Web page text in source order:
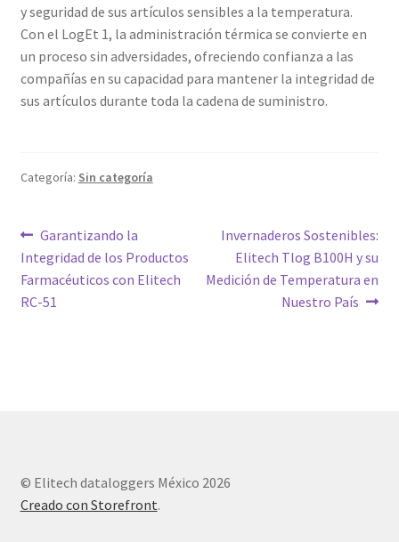
y seguridad de sus artículos sensibles a la temperatura.
Con el LogEt 1, la administración térmica se convierte en
un proceso sin adversidades, ofreciendo confianza a las
compañías en su capacidad para mantener la integridad de
sus artículos durante toda la cadena de suministro.
Categoría: Sin categoría
Navegación
de
entradas
Entrada
anterior:
Garantizando la
Integridad de los Productos
Farmacéuticos con Elitech
RC-51
Siguiente
entrada:
Invernaderos Sostenibles:
Elitech Tlog B100H y su
Medición de Temperatura en
Nuestro País
© Elitech dataloggers México 2026
Creado con Storefront.